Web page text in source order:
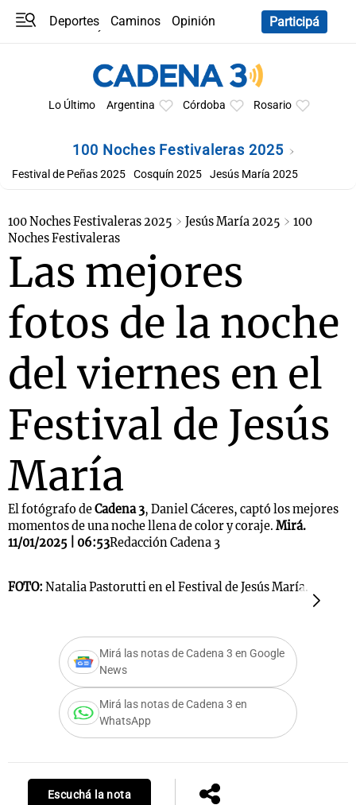
Deportes Caminos
Opinión
Participá
Lo Último Argentina Córdoba Rosario
100 Noches Festivaleras 2025
Festival de Peñas 2025 Cosquín 2025 Jesús María 2025
100 Noches Festivaleras 2025 Jesús María 2025
100
Noches Festivaleras
Las mejores
fotos de la noche
del viernes en el
Festival de Jesús
María
El fotógrafo deCadena 3, Daniel Cáceres, captó los mejores
momentos de una noche llena de color y coraje. Mirá.
11/01/2025 | 06:53Redacción Cadena 3
FOTO: Natalia Pastorutti en el Festival de Jesús María.
Mirá las notas de Cadena 3 en Google
News
Mirá las notas de Cadena 3 en
WhatsApp
Escuchá la nota
Notas